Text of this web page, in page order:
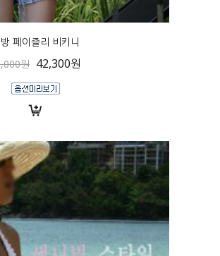
페이즐리 비키니
원 42,300원